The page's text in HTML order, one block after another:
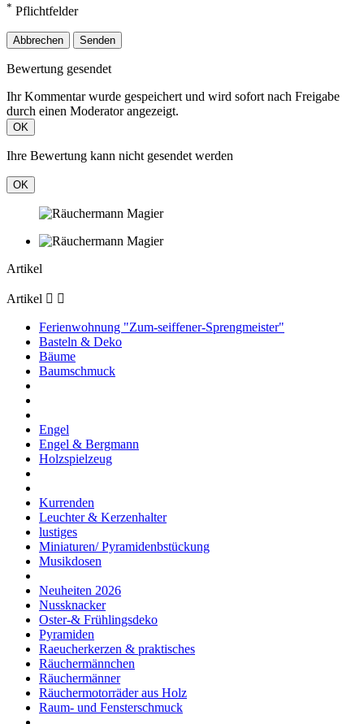
* Pflichtfelder
Abbrechen Senden
Bewertung gesendet
Ihr Kommentar wurde gespeichert und wird sofort nach Freigabe
durch einen Moderator angezeigt.
OK
Ihre Bewertung kann nicht gesendet werden
OK
Artikel
Artikel  
Ferienwohnung "Zum-seiffener-Sprengmeister"
Basteln & Deko
Bäume
Baumschmuck
Engel
Engel & Bergmann
Holzspielzeug
Kurrenden
Leuchter & Kerzenhalter
lustiges
Miniaturen/ Pyramidenbstückung
Musikdosen
Neuheiten 2026
Nussknacker
Oster-& Frühlingsdeko
Pyramiden
Raeucherkerzen & praktisches
Räuchermännchen
Räuchermänner
Räuchermotorräder aus Holz
Raum- und Fensterschmuck